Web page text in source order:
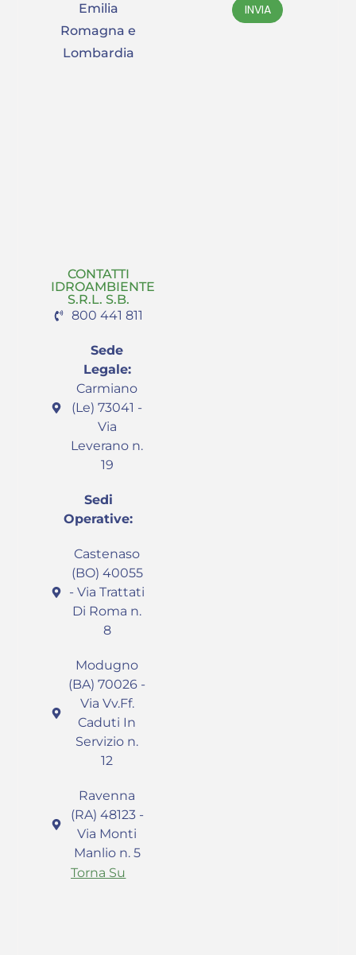
Emilia
Romagna e
Lombardia
INVIA
CONTATTI
IDROAMBIENTE
S.R.L. S.B.
800 441 811
Sede
Legale:
Carmiano
(Le) 73041 -
Via
Leverano n.
19
Sedi
Operative:
Castenaso
(BO) 40055
- Via Trattati
Di Roma n.
8
Modugno
(BA) 70026 -
Via Vv.Ff.
Caduti In
Servizio n.
12
Ravenna
(RA) 48123 -
Via Monti
Manlio n. 5
Torna Su